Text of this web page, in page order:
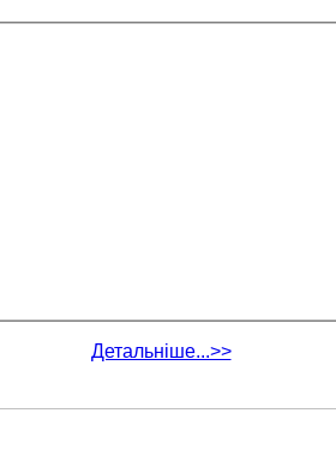
Детальніше...>>